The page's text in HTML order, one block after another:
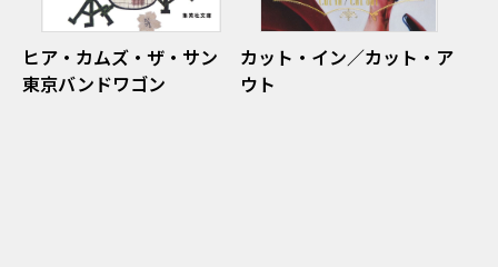
ヒア・カムズ・ザ・サン
東京バンドワゴン
カット・イン／カット・ア
ウト